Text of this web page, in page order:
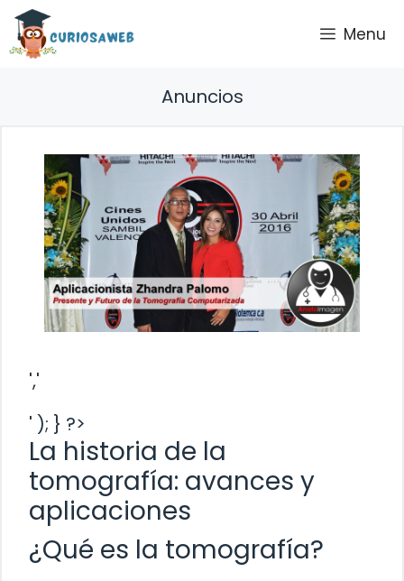
Saltar
contenido
Menu
Anuncios
','
' ); } ?>
La historia de la
tomografía: avances y
aplicaciones
¿Qué es la tomografía?